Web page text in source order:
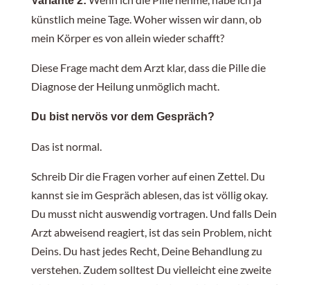
künstlich meine Tage. Woher wissen wir dann, ob
mein Körper es von allein wieder schafft?
Diese Frage macht dem Arzt klar, dass die Pille die
Diagnose der Heilung unmöglich macht.
Du bist nervös vor dem Gespräch?
Das ist normal.
Schreib Dir die Fragen vorher auf einen Zettel. Du
kannst sie im Gespräch ablesen, das ist völlig okay.
Du musst nicht auswendig vortragen. Und falls Dein
Arzt abweisend reagiert, ist das sein Problem, nicht
Deins. Du hast jedes Recht, Deine Behandlung zu
verstehen. Zudem solltest Du vielleicht eine zweite